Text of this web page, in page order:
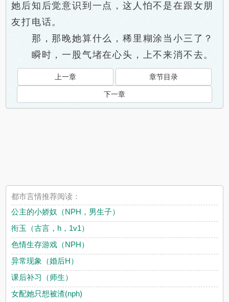
她后知后觉意识到一点，这人怕不是在跟女朋
友打电话。
那，那晚她算什么，稀里糊涂当小三了？
瞬时，一股气堵在心头，上不来消不去。
上一章 章节目录
下一章
都市言情推荐阅读：
公主的小娇奴（NPH，男生子）
衔玉（古言，h，1v1）
色情生存游戏（NPH）
异常现象（婚后H）
课后补习（师生）
女配她只想被渣(nph)